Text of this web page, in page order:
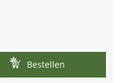
Bestellen